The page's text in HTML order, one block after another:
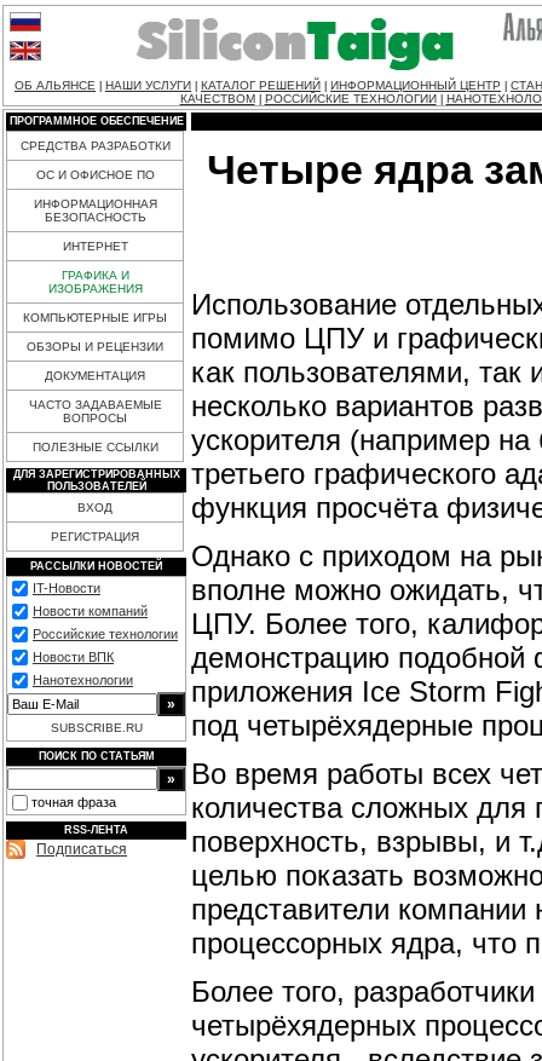
ОБ АЛЬЯНСЕ НАШИ УСЛУГИ КАТАЛОГ РЕШЕНИЙ ИНФОРМАЦИОННЫЙ ЦЕНТР
КАЧЕСТВОМ
РОССИЙСКИЕ ТЕХНОЛОГИИ
ПРОГРАММНОЕ ОБЕСПЕЧЕНИЕ
СРЕДСТВА РАЗРАБОТКИ
ОС И ОФИСНОЕ ПО
ИНФОРМАЦИОННАЯ
БЕЗОПАСНОСТЬ
ИНТЕРНЕТ
ГРАФИКА И
ИЗОБРАЖЕНИЯ
КОМПЬЮТЕРНЫЕ ИГРЫ
ОБЗОРЫ И РЕЦЕНЗИИ
ДОКУМЕНТАЦИЯ
ЧАСТО ЗАДАВАЕМЫЕ
ВОПРОСЫ
ПОЛЕЗНЫЕ ССЫЛКИ
ДЛЯ ЗАРЕГИСТРИРОВАННЫХ
ПОЛЬЗОВАТЕЛЕЙ
ВХОД
РЕГИСТРАЦИЯ
РАССЫЛКИ НОВОСТЕЙ
IT-Новости
Новости компаний
Российские технологии
Новости ВПК
Нанотехнологии
SUBSCRIBE.RU
ПОИСК ПО СТАТЬЯМ
точная фраза
RSS-ЛЕНТА
Подписаться
Четыре ядра
Использование
помимо ЦПУ и
как пользователями,
несколько вариантов
ускорителя (например
третьего графического
функция просчёта
Однако с приходом на
вполне можно ожидать,
ЦПУ. Более того,
демонстрацию подобной
приложения Ice Storm
под четырёхядерные
Во время работы всех
количества сложных для
поверхность, взрывы, и
целью показать
представители
процессорных ядра, что
Более того,
четырёхядерных